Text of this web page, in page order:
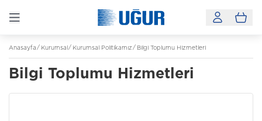
Anasayfa Kurumsal Kurumsal Politikamız Bilgi Toplumu Hizmetleri
Bilgi Toplumu Hizmetleri